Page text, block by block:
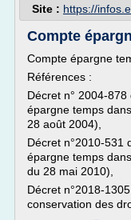
Site : https://
Compte
Compte épargne
Références :
Décret n° 2004-
épargne temps
28 août 2004),
Décret n°2010-531
épargne temps
du 28 mai 2010),
Décret n°2018-
conservation des